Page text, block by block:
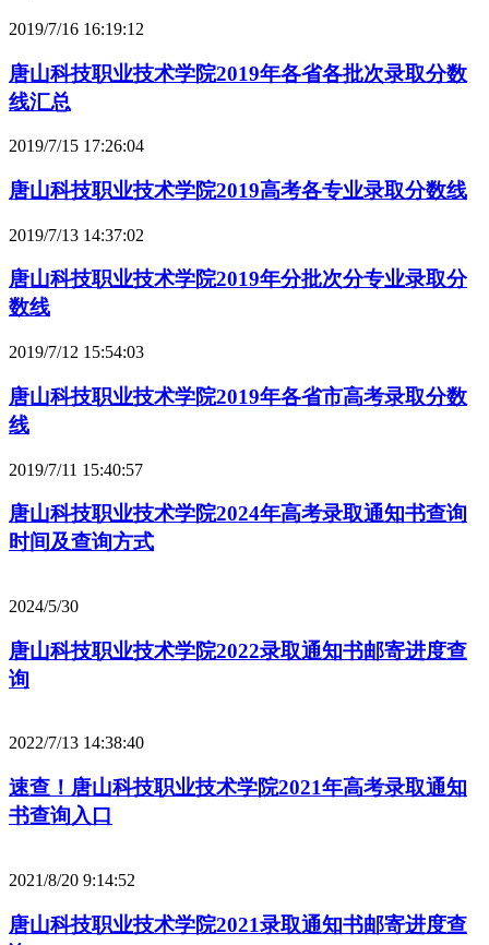
2019/7/16 16:19:12
唐山科技职业技术学院2019年各省各批次录取分数
线汇总
2019/7/15 17:26:04
唐山科技职业技术学院2019高考各专业录取分数线
2019/7/13 14:37:02
唐山科技职业技术学院2019年分批次分专业录取分
数线
2019/7/12 15:54:03
唐山科技职业技术学院2019年各省市高考录取分数
线
2019/7/11 15:40:57
唐山科技职业技术学院2024年高考录取通知书查询
时间及查询方式
2024/5/30
唐山科技职业技术学院2022录取通知书邮寄进度查
询
2022/7/13 14:38:40
速查！唐山科技职业技术学院2021年高考录取通知
书查询入口
2021/8/20 9:14:52
唐山科技职业技术学院2021录取通知书邮寄进度查